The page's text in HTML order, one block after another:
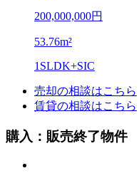
200,000,000円
53.76m²
1SLDK+SIC
売却の相談はこちら
賃貸の相談はこちら
購入：販売終了物件